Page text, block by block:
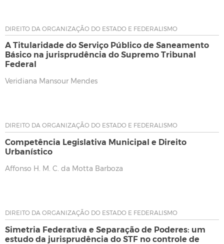
DIREITO DA ORGANIZAÇÃO DO ESTADO E FEDERALISMO
A Titularidade do Serviço Público de Saneamento
Básico na jurisprudência do Supremo Tribunal
Federal
Veridiana Mansour Mendes
DIREITO DA ORGANIZAÇÃO DO ESTADO E FEDERALISMO
Competência Legislativa Municipal e Direito
Urbanístico
Affonso H. M. C. da Motta Barboza
DIREITO DA ORGANIZAÇÃO DO ESTADO E FEDERALISMO
Simetria Federativa e Separação de Poderes: um
estudo da jurisprudência do STF no controle de